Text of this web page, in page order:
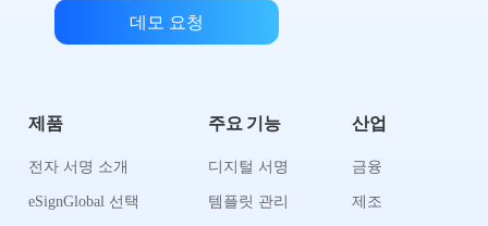
데모 요청
제품
전자 서명 소개
eSignGlobal 선택
주요 기능
디지털 서명
템플릿 관리
산업
금융
제조